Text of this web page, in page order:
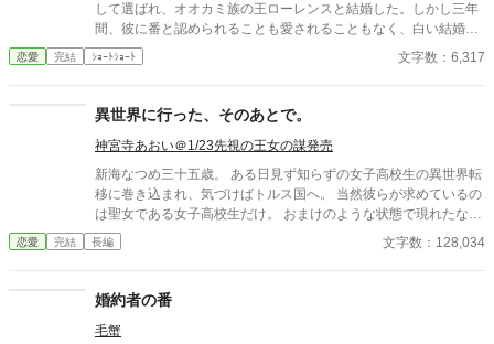
して選ばれ、オオカミ族の王ローレンスと結婚した。しかし三年
間、彼に番と認められることも愛されることもなく、白い結婚の
まま冷遇され続ける。 それでも王妃として国に尽くしてきたス
ノーだったが、ある日、ローレンスが別の令嬢レイアーを懐妊さ
決意し、国を去ろうとする。 しかしその道中、レイアー嬢の実
家の襲撃に遭い、スノーは命を落とす寸前、自身の命と引き換え
に広域回復魔法で多くの命を救う。 これでスノーの、人生は終
わりのはずだった。 だが次に目を覚ますと、スノーは三年前の
結婚式当日に戻っていた。何度死んでも、何度拒絶しても、結婚
式の誓いの瞬間へと戻される。 番から逃れようと、スノーは何
恋愛 完結 ｼｮｰﾄｼｮｰﾄ 文字数：6,317
異世界に行った、そのあとで。
神宮寺あおい＠1/23先視の王女の謀発売
新海なつめ三十五歳。 ある日見ず知らずの女子高校生の異世界転
移に巻き込まれ、気づけばトルス国へ。 当然彼らが求めているの
は聖女である女子高校生だけ。 おまけのような状態で現れたなつ
めに対しての扱いは散々な中、宰相の協力によって職と居場所を
手に入れる。 いたって普通に過ごしていたら、いつのまにか聖女
って悩み相談をしにくるように。 『私はカウンセラーでも保健室
からみんなの悩みごとの相談にのっているうちに、いつの間にか
恋愛 完結 長編 文字数：128,034
婚約者の番
毛蟹